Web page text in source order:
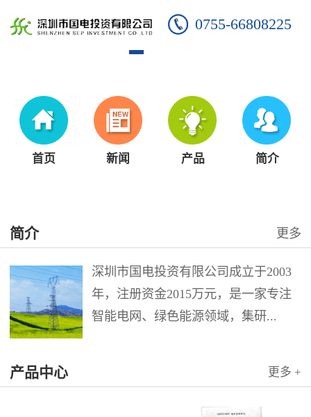
0755-66808225
首页 新闻 产品 简介
简介 更多
深圳市国电投资有限公司成立于2003
年，注册资金2015万元，是一家专注
智能电网、绿色能源领域，集研...
产品中心 更多 +